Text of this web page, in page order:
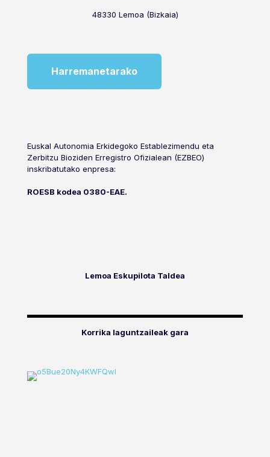
48330 Lemoa (Bizkaia)
Harremanetarako
Euskal Autonomia Erkidegoko Establezimendu eta
Zerbitzu Bioziden Erregistro Ofizialean (EZBEO)
inskribatutako enpresa:
ROESB kodea 0380-EAE.
Lemoa Eskupilota Taldea
Korrika laguntzaileak gara